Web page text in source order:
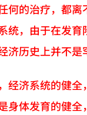
的治疗，都
，由于在发
历史上并不是
济系统的健
体发育的健全